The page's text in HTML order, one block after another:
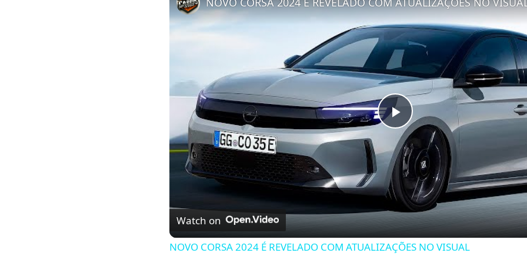
Play
Video
Watch on
NOVO CORSA 2024 É REVELADO COM ATUALIZAÇÕES NO VISUAL